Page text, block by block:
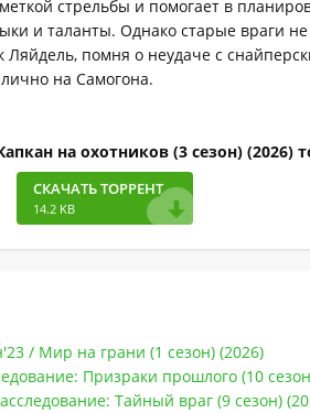
стрельбы и помогает в
и таланты. Однако старые враги
Ляйдель, помня о неудаче с
на Самогона.
на охотников (3 сезон) (2026)
СКАЧАТЬ ТОРРЕНТ
14.2 KB
/ Мир на грани (1 сезон) (2026)
Призраки прошлого (10
Тайный враг (9 сезон)